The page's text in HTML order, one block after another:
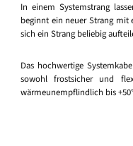
In einem Systemstrang
beginnt ein neuer Strang mit
sich ein Strang beliebig
Das hochwertige
sowohl frostsicher und
wärmeunempflindlich bis